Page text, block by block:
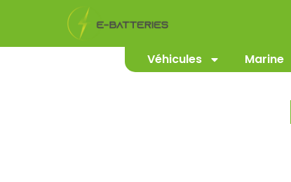
Véhicules Marine